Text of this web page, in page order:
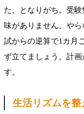
た、となりがち。受
味がありません。や
試からの逆算で1カ月
ず立てましょう。計
す。
生活リズムを整